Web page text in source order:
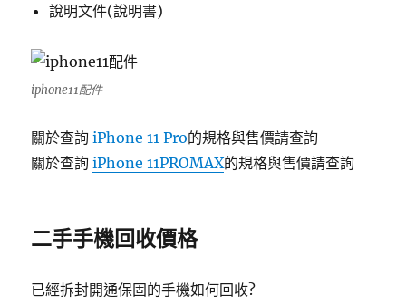
說明文件(說明書)
iphone11配件
關於查詢iPhone 11 Pro的規格與售價請查詢
關於查詢iPhone 11PROMAX的規格與售價請查詢
二手手機回收價格
已經拆封開通保固的手機如何回收?